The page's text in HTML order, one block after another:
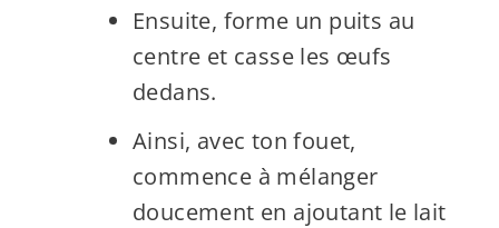
Ensuite, forme un puits au
centre et casse les œufs
dedans.
Ainsi, avec ton fouet,
commence à mélanger
doucement en ajoutant le lait